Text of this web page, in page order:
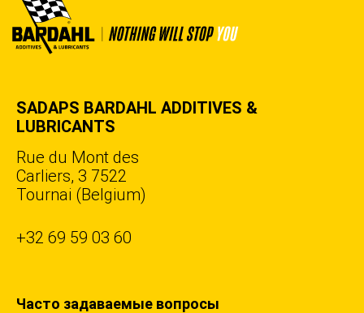
SADAPS BARDAHL ADDITIVES &
LUBRICANTS
Rue du Mont des
Carliers, 3 7522
Tournai (Belgium)
+32 69 59 03 60
Часто задаваемые вопросы